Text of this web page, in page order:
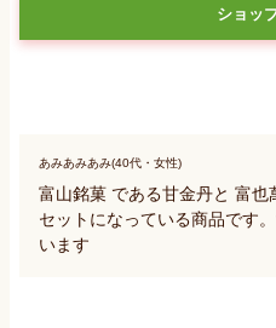
ショッ
あみあみあみ(40代・女性)
富山銘菓 である甘金丹と 富
セットになっている商品です
います